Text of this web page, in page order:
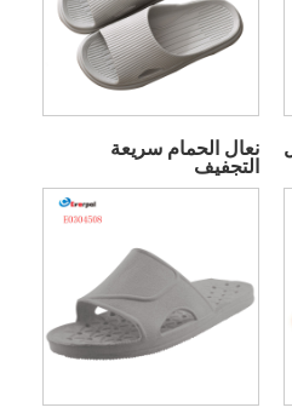
نعال الحمام سريعة
التجفيف